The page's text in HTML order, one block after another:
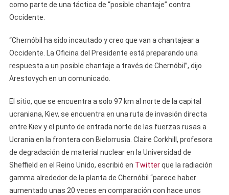
como parte de una táctica de “posible chantaje” contra
Occidente.
“Chernóbil ha sido incautado y creo que van a chantajear a
Occidente. La Oficina del Presidente está preparando una
respuesta a un posible chantaje a través de Chernóbil”, dijo
Arestovych en un comunicado.
El sitio, que se encuentra a solo 97 km al norte de la capital
ucraniana, Kiev, se encuentra en una ruta de invasión directa
entre Kiev y el punto de entrada norte de las fuerzas rusas a
Ucrania en la frontera con Bielorrusia. Claire Corkhill, profesora
de degradación de material nuclear en la Universidad de
Sheffield en el Reino Unido, escribió en Twitterque la radiación
gamma alrededor de la planta de Chernóbil “parece haber
aumentado unas 20 veces en comparación con hace unos